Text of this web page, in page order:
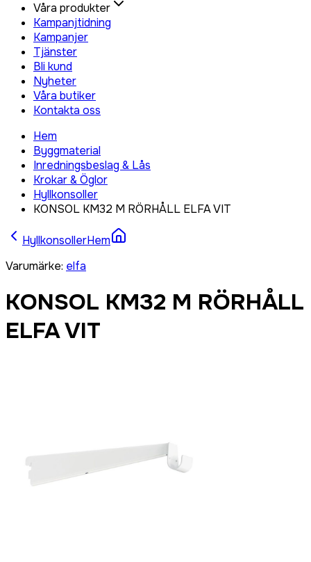
Våra produkter
Kampanjtidning
Kampanjer
Tjänster
Bli kund
Nyheter
Våra butiker
Kontakta oss
Hem
Byggmaterial
Inredningsbeslag & Lås
Krokar & Öglor
Hyllkonsoller
KONSOL KM32 M RÖRHÅLL ELFA VIT
HyllkonsollerHem
Varumärke: elfa
KONSOL KM32 M RÖRHÅLL
ELFA VIT